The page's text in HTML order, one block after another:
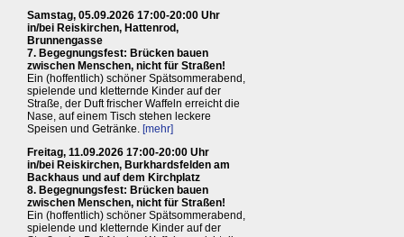
Samstag, 05.09.2026 17:00-20:00 Uhr
in/bei Reiskirchen, Hattenrod,
Brunnengasse
7. Begegnungsfest: Brücken bauen
zwischen Menschen, nicht für Straßen!
Ein (hoffentlich) schöner Spätsommerabend,
spielende und kletternde Kinder auf der
Straße, der Duft frischer Waffeln erreicht die
Nase, auf einem Tisch stehen leckere
Speisen und Getränke. [mehr]
Freitag, 11.09.2026 17:00-20:00 Uhr
in/bei Reiskirchen, Burkhardsfelden am
Backhaus und auf dem Kirchplatz
8. Begegnungsfest: Brücken bauen
zwischen Menschen, nicht für Straßen!
Ein (hoffentlich) schöner Spätsommerabend,
spielende und kletternde Kinder auf der